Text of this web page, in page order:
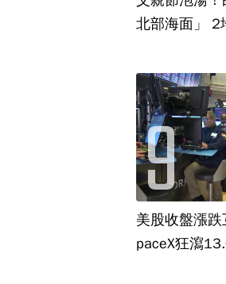
北部海面」 2
美股收盤漲
paceX狂瀉